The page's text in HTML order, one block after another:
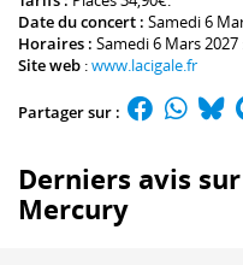
Date du concert : Samedi 6
Horaires : Samedi 6 Mars 2027
Site web :www.lacigale.fr
Partager sur :
Derniers avis
Mercury